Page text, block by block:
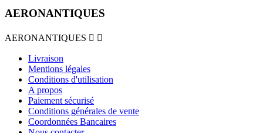
AERONANTIQUES
AERONANTIQUES  
Livraison
Mentions légales
Conditions d'utilisation
A propos
Paiement sécurisé
Conditions générales de vente
Coordonnées Bancaires